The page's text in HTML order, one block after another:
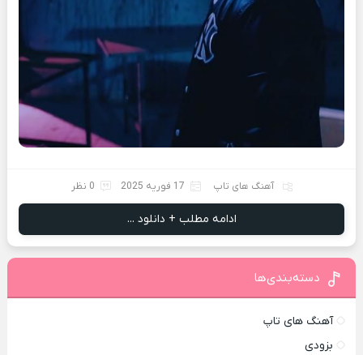
آهنگ های تاپ 17 فوریه 2025 0 نظر
ادامه مطلب + دانلود ...
دسته‌بندی‌ها
آهنگ های تاپ
بزودی